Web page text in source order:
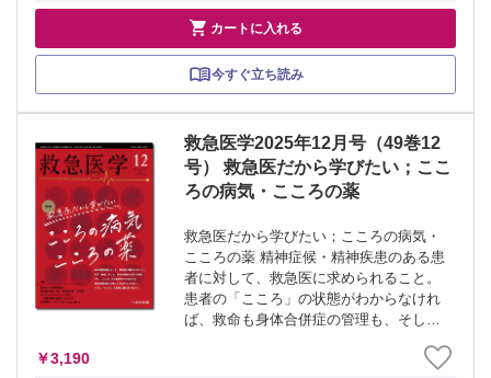
 カートに入れる
今すぐ立ち読み
救急医学2025年12月号（49巻12
号） 救急医だから学びたい；ここ
ろの病気・こころの薬
救急医だから学びたい；こころの病気・
こころの薬 精神症候・精神疾患のある患
者に対して、救急医に求められること。
患者の「こころ」の状態がわからなけれ
ば、救命も身体合併症の管理も、そして
い。だから、「こころ」の病気と薬につ
￥3,190